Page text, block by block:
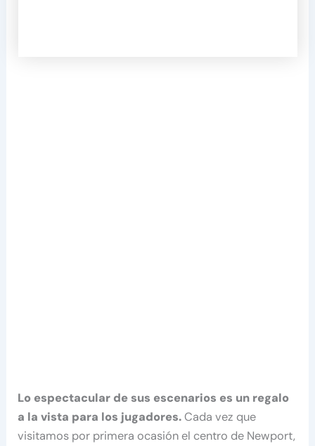
Lo espectacular de sus escenarios es un regalo
a la vista para los jugadores.Cada vez que
visitamos por primera ocasión el centro de Newport,